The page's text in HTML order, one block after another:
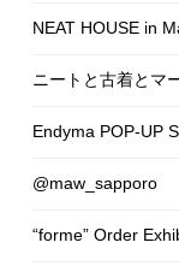
NEAT HOUSE in
ニートと古着とマ
Endyma POP-UP
@maw_sapporo
“forme” Order